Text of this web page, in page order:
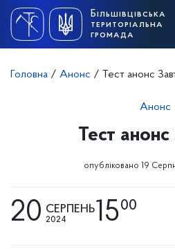
content
Більшівцівська
територіальна
громада
Головна / Анонс / Тест анонс
Анонс
Тест анонс
опубліковано 19
20 СЕРПЕНЬ
2024 1500